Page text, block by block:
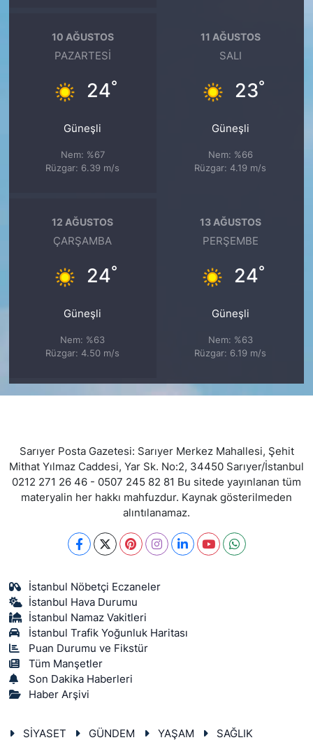
10 AĞUSTOS
PAZARTESI
24°
Güneşli
Nem: %67
Rüzgar: 6.39 m/s
11 AĞUSTOS
SALI
23°
Güneşli
Nem: %66
Rüzgar: 4.19 m/s
12 AĞUSTOS
ÇARŞAMBA
24°
Güneşli
Nem: %63
Rüzgar: 4.50 m/s
13 AĞUSTOS
PERŞEMBE
24°
Güneşli
Nem: %63
Rüzgar: 6.19 m/s
Sarıyer Posta Gazetesi: Sarıyer Merkez Mahallesi, Şehit
Mithat Yılmaz Caddesi, Yar Sk. No:2, 34450 Sarıyer/İstanbul
0212 271 26 46 - 0507 245 82 81 Bu sitede yayınlanan tüm
materyalin her hakkı mahfuzdur. Kaynak gösterilmeden
alıntılanamaz.
İstanbul Nöbetçi Eczaneler
İstanbul Hava Durumu
İstanbul Namaz Vakitleri
İstanbul Trafik Yoğunluk Haritası
Puan Durumu ve Fikstür
Tüm Manşetler
Son Dakika Haberleri
Haber Arşivi
SİYASET GÜNDEM YAŞAM SAĞLIK